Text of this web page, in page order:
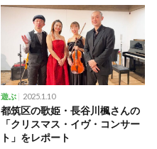
遊ぶ 2025.1.10
都筑区の歌姫・長谷川楓さんの
「クリスマス・イヴ・コンサー
ト」をレポート